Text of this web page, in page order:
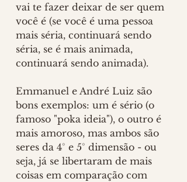
vai te fazer deixar de ser quem
você é (se você é uma pessoa
mais séria, continuará sendo
séria, se é mais animada,
continuará sendo animada).
Emmanuel e André Luiz são
bons exemplos: um é sério (o
famoso "poka ideia"), o outro é
mais amoroso, mas ambos são
seres da 4° e 5° dimensão - ou
seja, já se libertaram de mais
coisas em comparação com